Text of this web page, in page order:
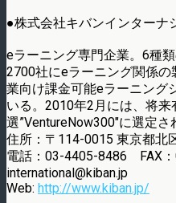
●株式会社キバンインターナ
eラーニング専門企業。6種
2700社にeラーニング関係
業向け課金可能eラーニング
いる。2010年2月には、将
選”VentureNow300″に選定さ
住所：〒114-0015 東京都北
電話：03-4405-8486 FAX
international@kiban.jp
Web: http://www.kiban.jp/